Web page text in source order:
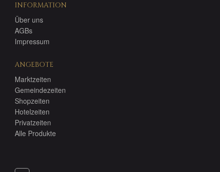
INFORMATION
Über uns
AGBs
Impressum
ANGEBOTE
Marktzeiten
Gemeindezeiten
Shopzeiten
Hotelzeiten
Privatzeiten
Alle Produkte